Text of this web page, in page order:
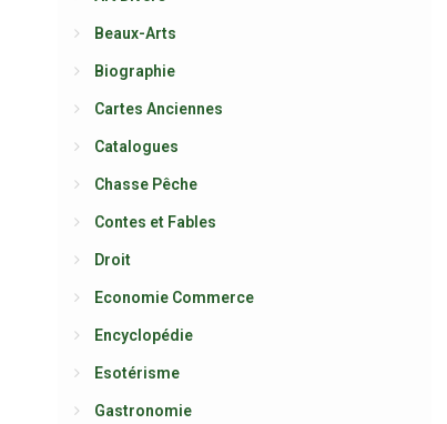
Beaux-Arts
Biographie
Cartes Anciennes
Catalogues
Chasse Pêche
Contes et Fables
Droit
Economie Commerce
Encyclopédie
Esotérisme
Gastronomie